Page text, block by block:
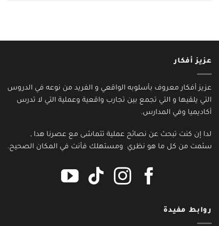
عزيز أفكار
عزيز أفكار معروف بأسلوبه الواقعي و الفريد من نوعه في الدروس
التي يلقيها و التي تجمع بين تجارب واقعية وعملية التي لا تدرس
أكاديميا وفي المدارس.
لدا إن كنت تبحث عن نصائح عملية تتماشى مع عصرنا هدا ,
سئمت من كل ما هو نظري ومستهلك فأنت في المكان الصحيح.
روابط مفيدة